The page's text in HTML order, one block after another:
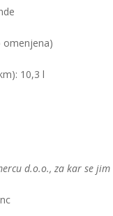
omenjena)
10,3 l
d.o.o., za kar se